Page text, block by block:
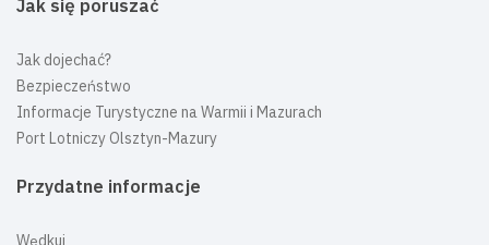
Jak się poruszać
Jak dojechać?
Bezpieczeństwo
Informacje Turystyczne na Warmii i Mazurach
Port Lotniczy Olsztyn-Mazury
Przydatne informacje
Wędkuj